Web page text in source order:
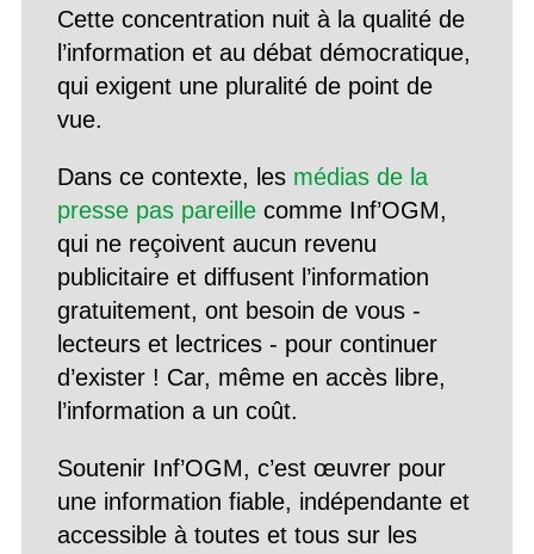
Cette concentration nuit à la qualité de
l’information et au débat démocratique,
qui exigent une pluralité de point de
vue.
Dans ce contexte, les médias de la
presse pas pareillecomme Inf’OGM,
qui ne reçoivent aucun revenu
publicitaire et diffusent l’information
gratuitement, ont besoin de vous -
lecteurs et lectrices - pour continuer
d’exister ! Car, même en accès libre,
l’information a un coût.
Soutenir Inf’OGM, c’est œuvrer pour
une information fiable, indépendante et
accessible à toutes et tous sur les